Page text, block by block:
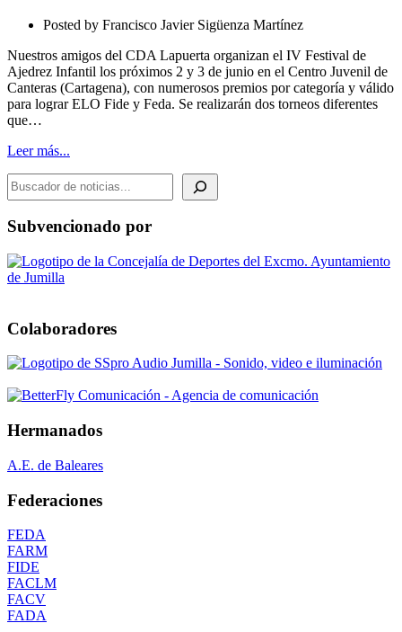
Posted by Francisco Javier Sigüenza Martínez
Nuestros amigos del CDA Lapuerta organizan el IV Festival de
Ajedrez Infantil los próximos 2 y 3 de junio en el Centro Juvenil de
Canteras (Cartagena), con numerosos premios por categoría y válido
para lograr ELO Fide y Feda. Se realizarán dos torneos diferentes
que…
Leer más...
BUSCADOR DE NOTICIAS
Subvencionado por
Colaboradores
Hermanados
A.E. de Baleares
Federaciones
FEDA
FARM
FIDE
FACLM
FACV
FADA